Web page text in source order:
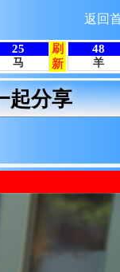
返回
起分享